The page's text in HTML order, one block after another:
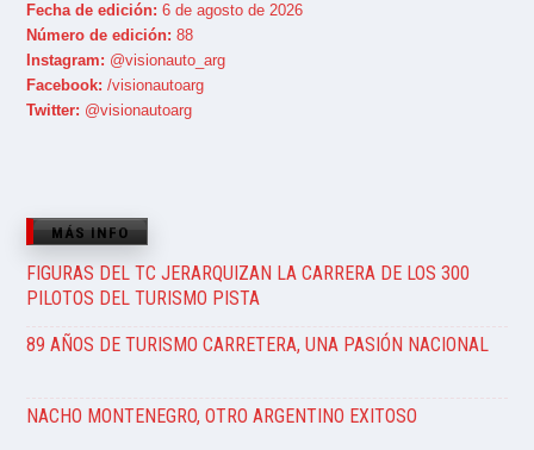
Fecha de edición: 6 de agosto de 2026
Número de edición: 88
Instagram: @visionauto_arg
Facebook: /visionautoarg
Twitter: @visionautoarg
MÁS INFO
FIGURAS DEL TC JERARQUIZAN LA CARRERA DE LOS 300
PILOTOS DEL TURISMO PISTA
89 AÑOS DE TURISMO CARRETERA, UNA PASIÓN NACIONAL
NACHO MONTENEGRO, OTRO ARGENTINO EXITOSO